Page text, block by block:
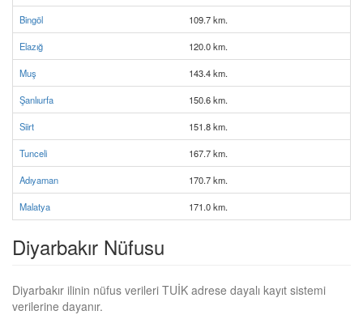
Bingöl 109.7 km.
Elazığ 120.0 km.
Muş 143.4 km.
Şanlıurfa 150.6 km.
Siirt 151.8 km.
Tunceli 167.7 km.
Adıyaman 170.7 km.
Malatya 171.0 km.
Diyarbakır Nüfusu
Diyarbakır ilinin nüfus verileri TUİK adrese dayalı kayıt sistemi
verilerine dayanır.